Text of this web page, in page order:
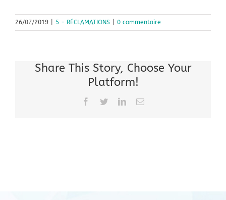
26/07/2019 5 - RÉCLAMATIONS 0 commentaire
Share This Story, Choose Your
Platform!
Facebook
TwitterLinkedInEmail